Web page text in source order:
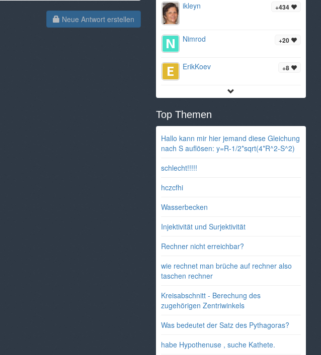
Neue Antwort erstellen
+434
ikleyn
+20
Nimrod
+8
ErikKoev
Top Themen
Hallo kann mir hier jemand diese Gleichung
nach S auflösen: y=R-1/2*sqrt(4*R^2-S^2)
schlecht!!!!!
hczcfhi
Wasserbecken
Injektivität und Surjektivität
Rechner nicht erreichbar?
wie rechnet man brüche auf rechner also
taschen rechner
Kreisabschnitt - Berechung des
zugehörigen Zentriwinkels
Was bedeutet der Satz des Pythagoras?
habe Hypothenuse , suche Kathete.